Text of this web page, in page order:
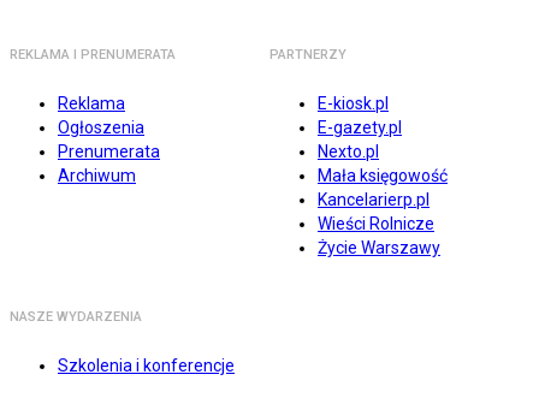
REKLAMA I PRENUMERATA
Reklama
Ogłoszenia
Prenumerata
Archiwum
PARTNERZY
E-kiosk.pl
E-gazety.pl
Nexto.pl
Mała księgowość
Kancelarierp.pl
Wieści Rolnicze
Życie Warszawy
NASZE WYDARZENIA
Szkolenia i konferencje